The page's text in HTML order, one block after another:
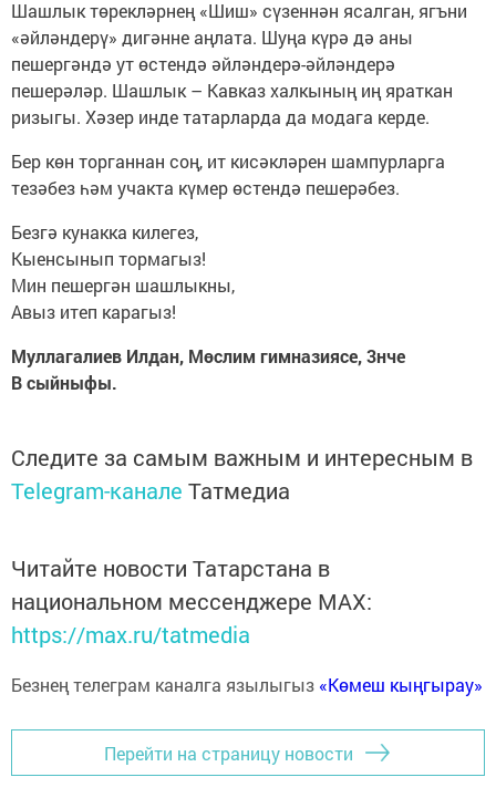
Шашлык төрекләрнең «Шиш» сүзеннән ясалган, ягъни
«әйләндерү» дигәнне аңлата. Шуңа күрә дә аны
пешергәндә ут өстендә әйләндерә-әйләндерә
пешерәләр. Шашлык – Кавказ халкының иң яраткан
ризыгы. Хәзер инде татарларда да модага керде.
Бер көн торганнан соң, ит кисәкләрен шампурларга
тезәбез һәм учакта күмер өстендә пешерәбез.
Безгә кунакка килегез,
Кыенсынып тормагыз!
Мин пешергән шашлыкны,
Авыз итеп карагыз!
Муллагалиев Илдан, Мөслим гимназиясе, 3нче
В сыйныфы.
Следите за самым важным и интересным в
Telegram-канале Татмедиа
Читайте новости Татарстана в
национальном мессенджере MАХ:
https://max.ru/tatmedia
Безнең телеграм каналга язылыгыз «Көмеш кыңгырау»
Перейти на страницу новости